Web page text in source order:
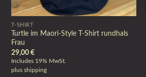
T-SHIRT
Turtle im Maori-Style T-Shirt rundhals
Frau
29,00 €
Includes 19% MwSt.
plus shipping